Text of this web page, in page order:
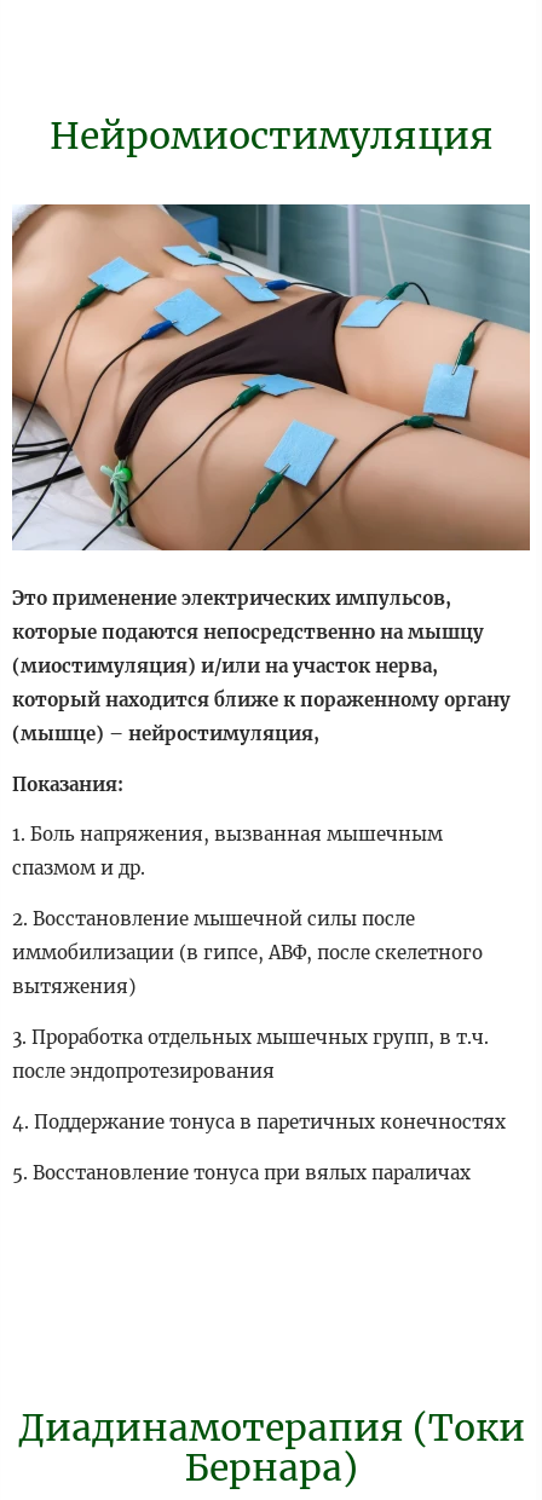
Нейромиостимуляция
Это применение электрических импульсов,
которые подаются непосредственно на мышцу
(миостимуляция) и/или на участок нерва,
который находится ближе к пораженному органу
(мышце) – нейростимуляция,
Показания:
1. Боль напряжения, вызванная мышечным
спазмом и др.
2. Восстановление мышечной силы после
иммобилизации (в гипсе, АВФ, после скелетного
вытяжения)
3. Проработка отдельных мышечных групп, в т.ч.
после эндопротезирования
4. Поддержание тонуса в паретичных конечностях
5. Восстановление тонуса при вялых параличах
Диадинамотерапия (Токи
Бернара)